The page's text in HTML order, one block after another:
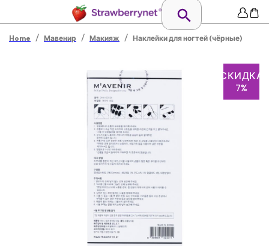
Home / Мавенир / Макияж / Наклейки для ногтей (чёрные)
СКИДКА
7%